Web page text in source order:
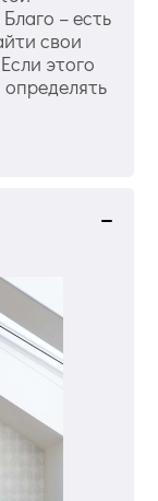
– есть
свои
этого